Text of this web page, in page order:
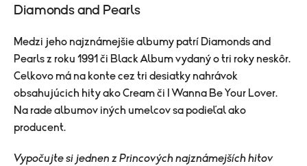
Diamonds and Pearls
Medzi jeho najznámejšie albumy patrí Diamonds and
Pearls z roku 1991 či Black Album vydaný o tri roky neskôr.
Celkovo má na konte cez tri desiatky nahrávok
obsahujúcich hity ako Cream či I Wanna Be Your Lover.
Na rade albumov iných umelcov sa podieľal ako
producent.
Vypočujte si jednen z Princových najznámejších hitov